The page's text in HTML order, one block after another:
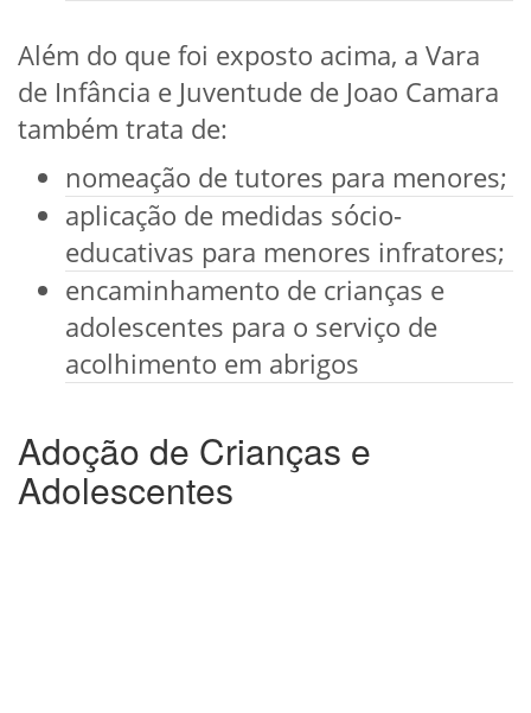
Além do que foi exposto acima, a Vara
de Infância e Juventude de Joao Camara
também trata de:
nomeação de tutores para menores;
aplicação de medidas sócio-
educativas para menores infratores;
encaminhamento de crianças e
adolescentes para o serviço de
acolhimento em abrigos
Adoção de Crianças e
Adolescentes